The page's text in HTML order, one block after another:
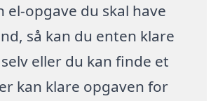
el-opgave du skal have
så kan du enten klare
eller du kan finde et
kan klare opgaven for